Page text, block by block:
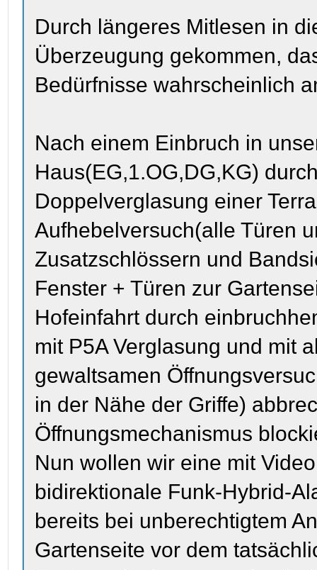
Durch längeres Mitlesen in
Überzeugung gekommen,
Bedürfnisse wahrscheinlich
Nach einem Einbruch in
Haus(EG,1.OG,DG,KG)
Doppelverglasung einer
Aufhebelversuch(alle Türen
Zusatzschlössern und
Fenster + Türen zur
Hofeinfahrt durch
mit P5A Verglasung und mit
gewaltsamen
in der Nähe der Griffe)
Öffnungsmechanismus
Nun wollen wir eine mit
bidirektionale Funk-Hybrid-
bereits bei unberechtigtem
Gartenseite vor dem